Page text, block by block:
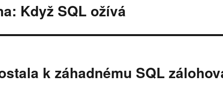
Když SQL ožívá
k záhadnému SQL